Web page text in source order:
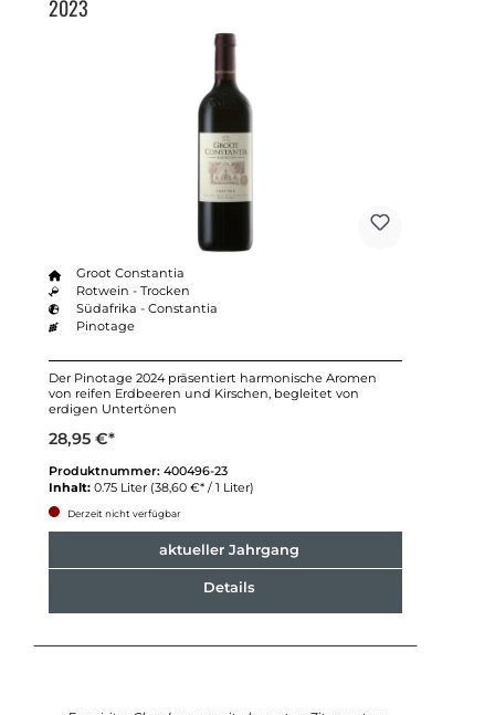
2023
Groot Constantia
Rotwein - Trocken
Südafrika - Constantia
Pinotage
Der Pinotage 2024 präsentiert harmonische Aromen
von reifen Erdbeeren und Kirschen, begleitet von
erdigen Untertönen
28,95 €*
Produktnummer: 400496-23
Inhalt: 0.75 Liter (38,60 €* / 1 Liter)
Derzeit nicht verfügbar
aktueller Jahrgang
Details